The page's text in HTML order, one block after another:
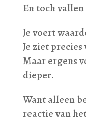
En toch
Je voert
Je ziet
Maar ergens
dieper.
Want alleen
reactie van